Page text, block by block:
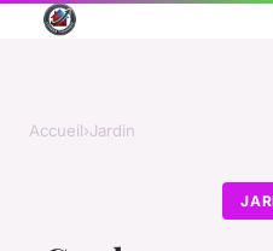
Accueil›Jardin